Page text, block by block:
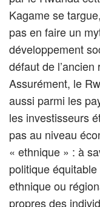
Kagame se
pas en faire un
développement
défaut de
Assurément, le
aussi parmi les
les investisseurs
pas au niveau
« ethnique » : à
politique
ethnique ou
propres des